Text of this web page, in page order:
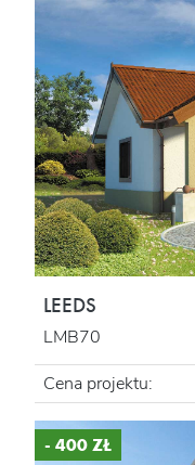
LEEDS
LMB70
Cena projektu:
- 400 ZŁ